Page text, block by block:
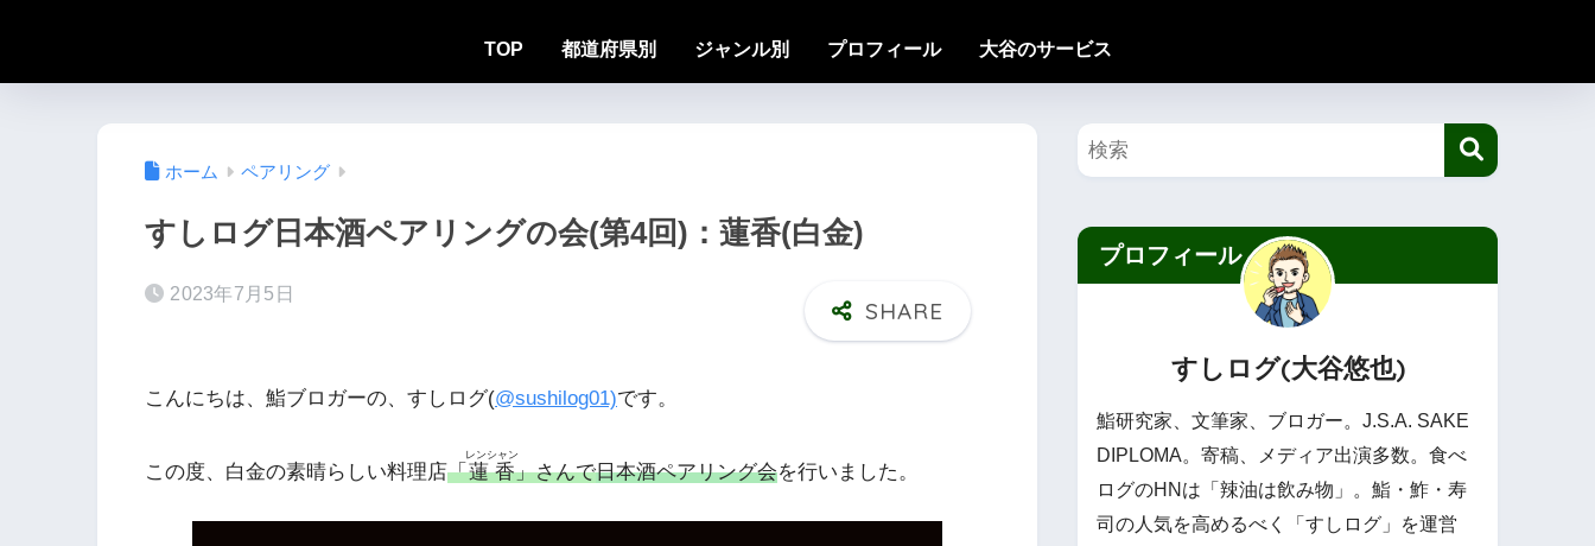
TOP 都道府県別 ジャンル別 プロフィール 大谷のサービス
ホーム ペアリング
すしログ日本酒ペアリングの会(第4回)：蓮香(白金)
2023年7月5日
こんにちは、鮨ブロガーの、すしログ(@sushilog01)です。
この度、白金の素晴らしい料理店「蓮香
レンシャン
」さんで日本酒ペアリング会を行いました。
プロフィール
すしログ(大谷悠也)
鮨研究家、文筆家、ブロガー。J.S.A. SAKE
DIPLOMA。寄稿、メディア出演多数。食べ
ログのHNは「辣油は飲み物」。鮨・鮓・寿
司の人気を高めるべく「すしログ」を運営